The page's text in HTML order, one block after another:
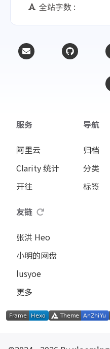
全站字数 :
服务
阿里云
Clarity 统计
开往
导航
归档
分类
标签
友链
张洪 Heo
小明的网盘
lusyoe
更多